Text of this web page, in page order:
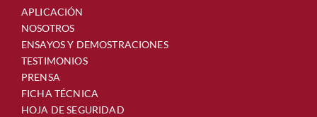
APLICACIÓN
NOSOTROS
ENSAYOS Y DEMOSTRACIONES
TESTIMONIOS
PRENSA
FICHA TÉCNICA
HOJA DE SEGURIDAD